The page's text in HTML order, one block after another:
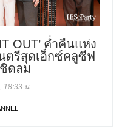
OUT’ ค่ำคืนแห่ง
ตรีสุดเอ็กซ์คลูซีฟ
ดลม
18:33 น.